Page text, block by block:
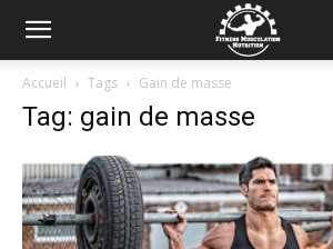
Accueil Tags Gain de masse
Tag: gain de masse